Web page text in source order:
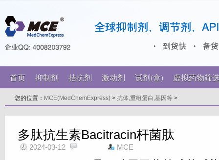
首页 抑制剂 拮抗剂 激动剂 试剂(盒) 虚拟药物筛
您的位置： MCE(MedChemExpress) > 抗体,重组蛋白,基因等 >
多肽抗生素Bacitracin杆菌肽
2024-03-12 MCE